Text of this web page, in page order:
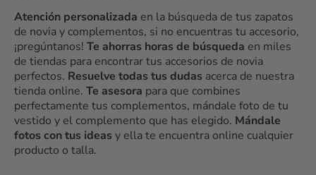
Atención personalizada en la búsqueda de tus zapatos
de novia y complementos, si no encuentras tu accesorio,
¡pregúntanos! Te ahorras horas de búsqueda en miles
de tiendas para encontrar tus accesorios de novia
perfectos. Resuelve todas tus dudas acerca de nuestra
tienda online. Te asesora para que combines
perfectamente tus complementos, mándale foto de tu
vestido y el complemento que has elegido. Mándale
fotos con tus ideas y ella te encuentra online cualquier
producto o talla.